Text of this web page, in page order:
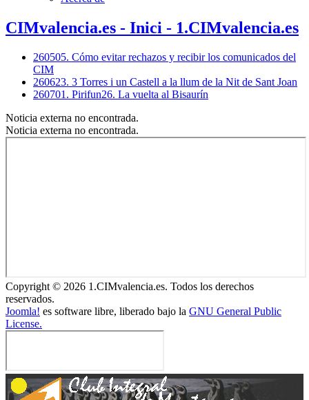
CIMvalencia.es - Inici - 1.CIMvalencia.es
260505. Cómo evitar rechazos y recibir los comunicados del
CIM
260623. 3 Torres i un Castell a la llum de la Nit de Sant Joan
260701. Pirifun26. La vuelta al Bisaurín
Noticia externa no encontrada.
Noticia externa no encontrada.
Copyright © 2026 1.CIMvalencia.es. Todos los derechos
reservados.
Joomla! es software libre, liberado bajo la GNU General Public
License.